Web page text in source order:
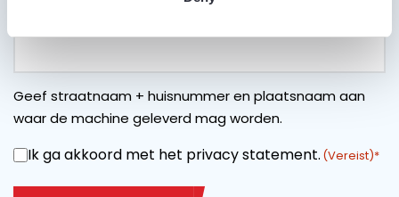
Geef straatnaam + huisnummer en plaatsnaam aan
waar de machine geleverd mag worden.
INSTEMMING
Ik ga akkoord met het privacy statement. (Vereist)